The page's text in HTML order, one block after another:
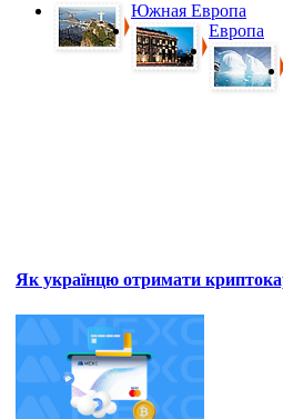
Южная Европа
Европа
Як українцю отримати